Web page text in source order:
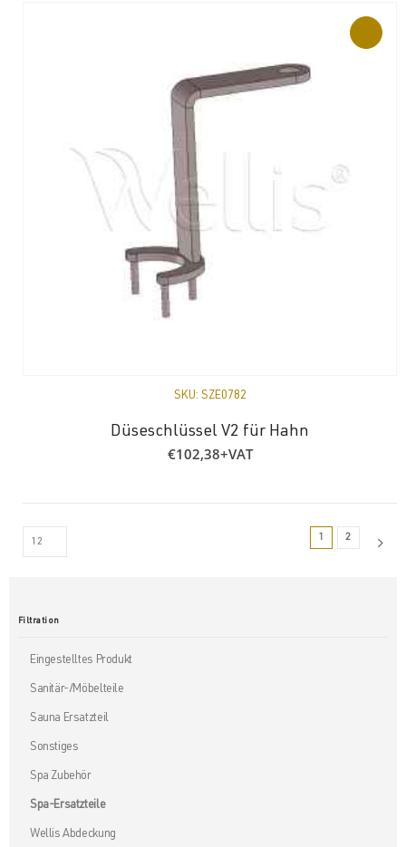
SKU: SZE0782
Düseschlüssel V2 für Hahn
€102,38+VAT
1 2
Filtration
Eingestelltes Produkt
Sanitär-/Möbelteile
Sauna Ersatzteil
Sonstiges
Spa Zubehör
Spa-Ersatzteile
Wellis Abdeckung